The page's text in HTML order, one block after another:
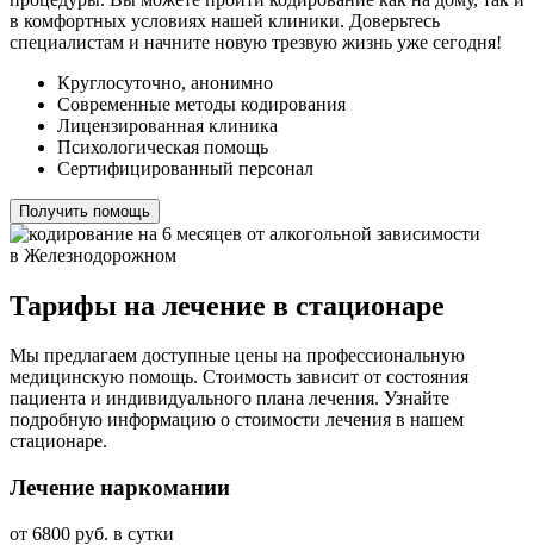
в комфортных условиях нашей клиники. Доверьтесь
специалистам и начните новую трезвую жизнь уже сегодня!
Круглосуточно, анонимно
Современные методы кодирования
Лицензированная клиника
Психологическая помощь
Сертифицированный персонал
Получить помощь
Тарифы на лечение в стационаре
Мы предлагаем доступные цены на профессиональную
медицинскую помощь. Стоимость зависит от состояния
пациента и индивидуального плана лечения. Узнайте
подробную информацию о стоимости лечения в нашем
стационаре.
Лечение наркомании
от 6800 руб. в сутки